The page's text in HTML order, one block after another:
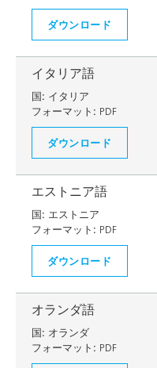
ダウンロード
イタリア語
国: イタリア
フォーマット: PDF
ダウンロード
エストニア語
国: エストニア
フォーマット: PDF
ダウンロード
オランダ語
国: オランダ
フォーマット: PDF